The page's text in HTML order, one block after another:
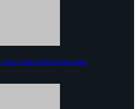
Zachodniopomorskie